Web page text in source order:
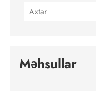
Məhsullar